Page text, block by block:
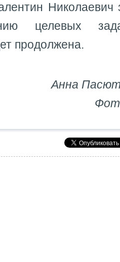
Николаевич
целевых
продолжена.
Анна